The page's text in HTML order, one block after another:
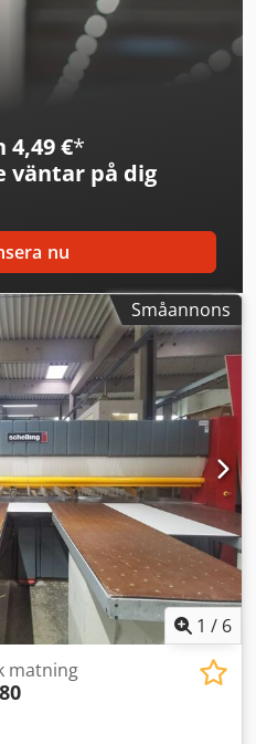
€*
väntar på dig
nu
Småannons
1 / 6
matning